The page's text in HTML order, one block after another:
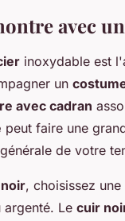
avec
inoxydable est
un
avec cadran
peut faire une
de votre
, choisissez une
argenté. Le cuir